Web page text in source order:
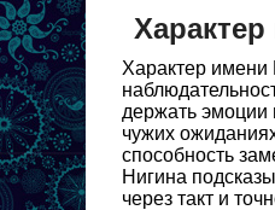
Характер имени
держать эмоции
чужих
способность
Нигина
через такт и